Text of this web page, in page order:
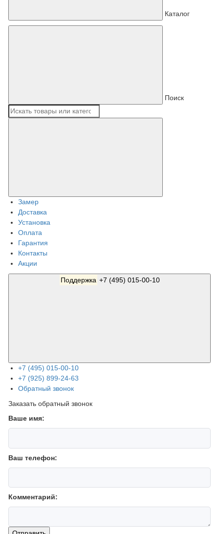
Каталог
Поиск
Замер
Доставка
Установка
Оплата
Гарантия
Контакты
Акции
Поддержка +7 (495) 015-00-10
+7 (495) 015-00-10
+7 (925) 899-24-63
Обратный звонок
Заказать обратный звонок
Ваше имя:
Ваш телефон:
Комментарий: